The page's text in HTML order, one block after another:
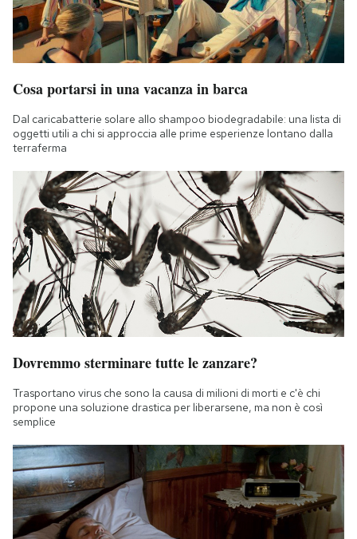
Cosa portarsi in una vacanza in barca
Dal caricabatterie solare allo shampoo biodegradabile: una lista di
oggetti utili a chi si approccia alle prime esperienze lontano dalla
terraferma
Dovremmo sterminare tutte le zanzare?
Trasportano virus che sono la causa di milioni di morti e c'è chi
propone una soluzione drastica per liberarsene, ma non è così
semplice